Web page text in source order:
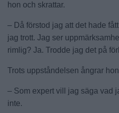
hon och skrattar.
– Då förstod jag att det hade
jag trott. Jag ser
rimlig? Ja. Trodde jag det på
Trots uppståndelsen ångrar
– Som expert vill jag säga vad
inte.